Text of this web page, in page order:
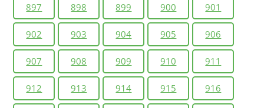
897 898 899 900 901
902 903 904 905 906
907 908 909 910 911
912 913 914 915 916